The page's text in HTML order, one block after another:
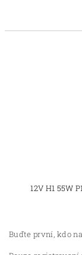
12V H1 55W
Buďte první, kdo